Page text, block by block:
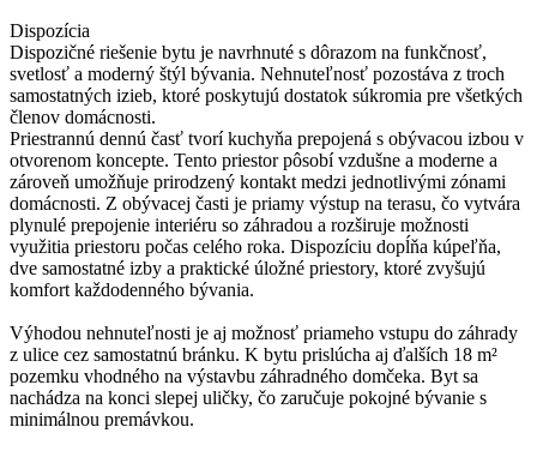
Dispozícia
Dispozičné riešenie bytu je navrhnuté s dôrazom na funkčnosť,
svetlosť a moderný štýl bývania. Nehnuteľnosť pozostáva z troch
samostatných izieb, ktoré poskytujú dostatok súkromia pre všetkých
členov domácnosti.
Priestrannú dennú časť tvorí kuchyňa prepojená s obývacou izbou v
otvorenom koncepte. Tento priestor pôsobí vzdušne a moderne a
zároveň umožňuje prirodzený kontakt medzi jednotlivými zónami
domácnosti. Z obývacej časti je priamy výstup na terasu, čo vytvára
plynulé prepojenie interiéru so záhradou a rozširuje možnosti
využitia priestoru počas celého roka. Dispozíciu dopĺňa kúpeľňa,
dve samostatné izby a praktické úložné priestory, ktoré zvyšujú
komfort každodenného bývania.
Výhodou nehnuteľnosti je aj možnosť priameho vstupu do záhrady
z ulice cez samostatnú bránku. K bytu prislúcha aj ďalších 18 m²
pozemku vhodného na výstavbu záhradného domčeka. Byt sa
nachádza na konci slepej uličky, čo zaručuje pokojné bývanie s
minimálnou premávkou.